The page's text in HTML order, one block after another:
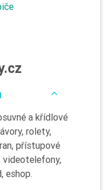
a křídlové
rolety,
přístupové
videotelefony,
eshop.